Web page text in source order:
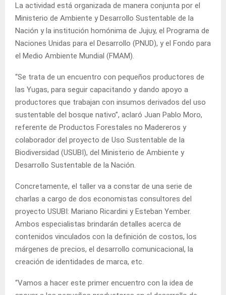
La actividad está organizada de manera conjunta por el
Ministerio de Ambiente y Desarrollo Sustentable de la
Nación y la institución homónima de Jujuy, el Programa de
Naciones Unidas para el Desarrollo (PNUD), y el Fondo para
el Medio Ambiente Mundial (FMAM).
“Se trata de un encuentro con pequeños productores de
las Yugas, para seguir capacitando y dando apoyo a
productores que trabajan con insumos derivados del uso
sustentable del bosque nativo”, aclaró Juan Pablo Moro,
referente de Productos Forestales no Madereros y
colaborador del proyecto de Uso Sustentable de la
Biodiversidad (USUBI), del Ministerio de Ambiente y
Desarrollo Sustentable de la Nación.
Concretamente, el taller va a constar de una serie de
charlas a cargo de dos economistas consultores del
proyecto USUBI: Mariano Ricardini y Esteban Yember.
Ambos especialistas brindarán detalles acerca de
contenidos vinculados con la definición de costos, los
márgenes de precios, el desarrollo comunicacional, la
creación de identidades de marca, etc.
“Vamos a hacer este primer encuentro con la idea de